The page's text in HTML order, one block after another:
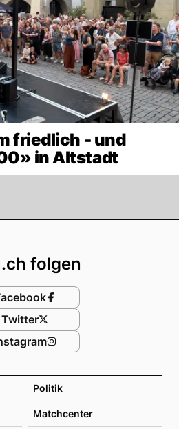
friedlich - und
in Altstadt
Politik
Matchcenter
folgen
Twitter